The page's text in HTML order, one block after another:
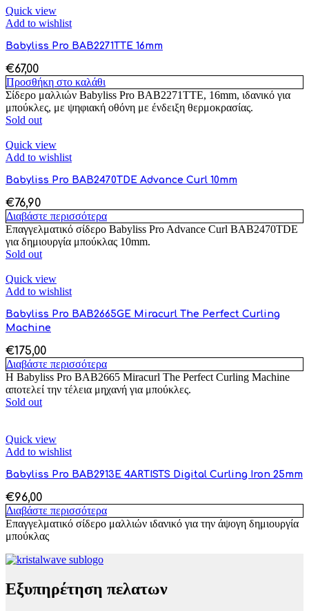
Quick view
Add to wishlist
Babyliss Pro BAB2271TTE 16mm
€67,00
Προσθήκη στο καλάθι
Σίδερο μαλλιών Babyliss Pro BAB2271TTE, 16mm, ιδανικό για
μπούκλες, με ψηφιακή οθόνη με ένδειξη θερμοκρασίας.
Sold out
Quick view
Add to wishlist
Babyliss Pro BAB2470TDE Advance Curl 10mm
€76,90
Διαβάστε περισσότερα
Επαγγελματικό σίδερο Babyliss Pro Advance Curl BAB2470TDE
για δημιουργία μπούκλας 10mm.
Sold out
Quick view
Add to wishlist
Babyliss Pro BAB2665GE Miracurl The Perfect Curling
Machine
€175,00
Διαβάστε περισσότερα
Η Babyliss Pro BAB2665 Miracurl The Perfect Curling Machine
αποτελεί την τέλεια μηχανή για μπούκλες.
Sold out
Quick view
Add to wishlist
Babyliss Pro BAB2913E 4ARTISTS Digital Curling Iron 25mm
€96,00
Διαβάστε περισσότερα
Επαγγελματικό σίδερο μαλλιών ιδανικό για την άψογη δημιουργία
μπούκλας
Εξυπηρέτηση πελατων